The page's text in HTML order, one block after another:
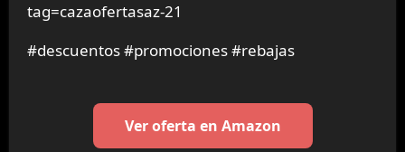
tag=cazaofertasaz-21
#descuentos #promociones #rebajas
Ver oferta en Amazon